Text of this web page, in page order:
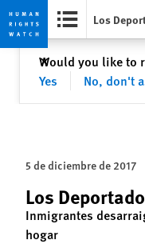
Skip
privacy
Skip
content
Would you like to
Yes
No, don't
✕Cerrar
5 de diciembre de 2017
Los
Inmigrantes
hogar